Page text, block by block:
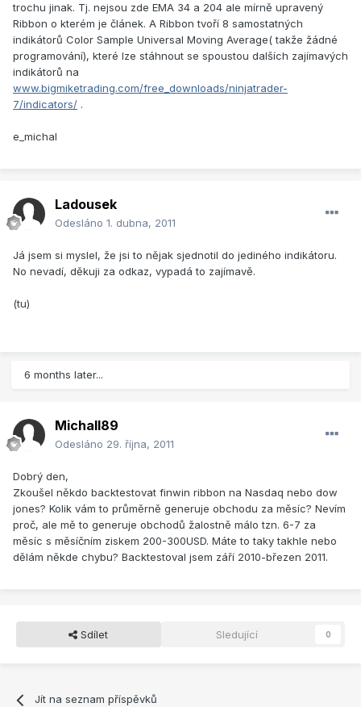
trochu jinak. Tj. nejsou zde EMA 34 a 204 ale mírně upravený
Ribbon o kterém je článek. A Ribbon tvoří 8 samostatných
indikátorů Color Sample Universal Moving Average( takže žádné
programování), které lze stáhnout se spoustou dalších zajímavých
indikátorů na
www.bigmiketrading.com/free_downloads/ninjatrader-
7/indicators/ .
e_michal
Ladousek
Odesláno 1. dubna, 2011
Já jsem si myslel, že jsi to nějak sjednotil do jediného indikátoru.
No nevadí, děkuji za odkaz, vypadá to zajímavě.
(tu)
6 months later...
Michall89
Odesláno 29. října, 2011
Dobrý den,
Zkoušel někdo backtestovat finwin ribbon na Nasdaq nebo dow
jones? Kolik vám to průměrně generuje obchodu za měsíc? Nevím
proč, ale mě to generuje obchodů žalostně málo tzn. 6-7 za
měsíc s měsíčním ziskem 200-300USD. Máte to taky takhle nebo
dělám někde chybu? Backtestoval jsem září 2010-březen 2011.
Sdílet Sledující 0
Jít na seznam příspěvků